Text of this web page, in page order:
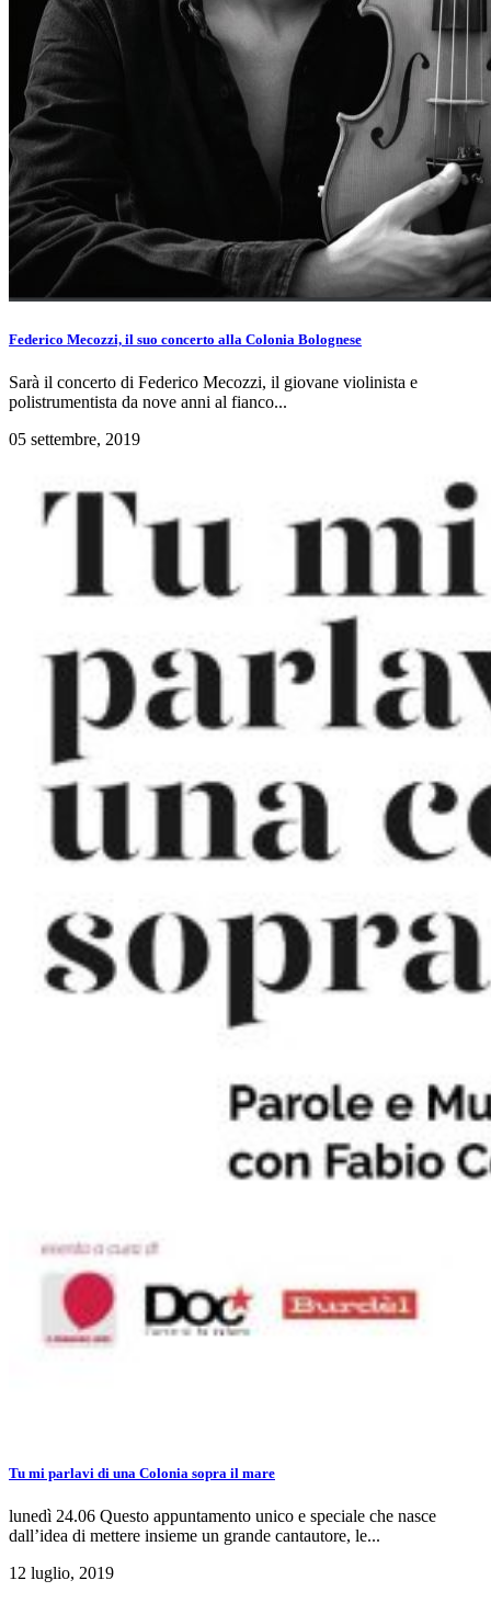
Federico Mecozzi, il suo concerto alla Colonia Bolognese
Sarà il concerto di Federico Mecozzi, il giovane violinista e
polistrumentista da nove anni al fianco...
05 settembre, 2019
Tu mi parlavi di una Colonia sopra il mare
lunedì 24.06 Questo appuntamento unico e speciale che nasce
dall’idea di mettere insieme un grande cantautore, le...
12 luglio, 2019